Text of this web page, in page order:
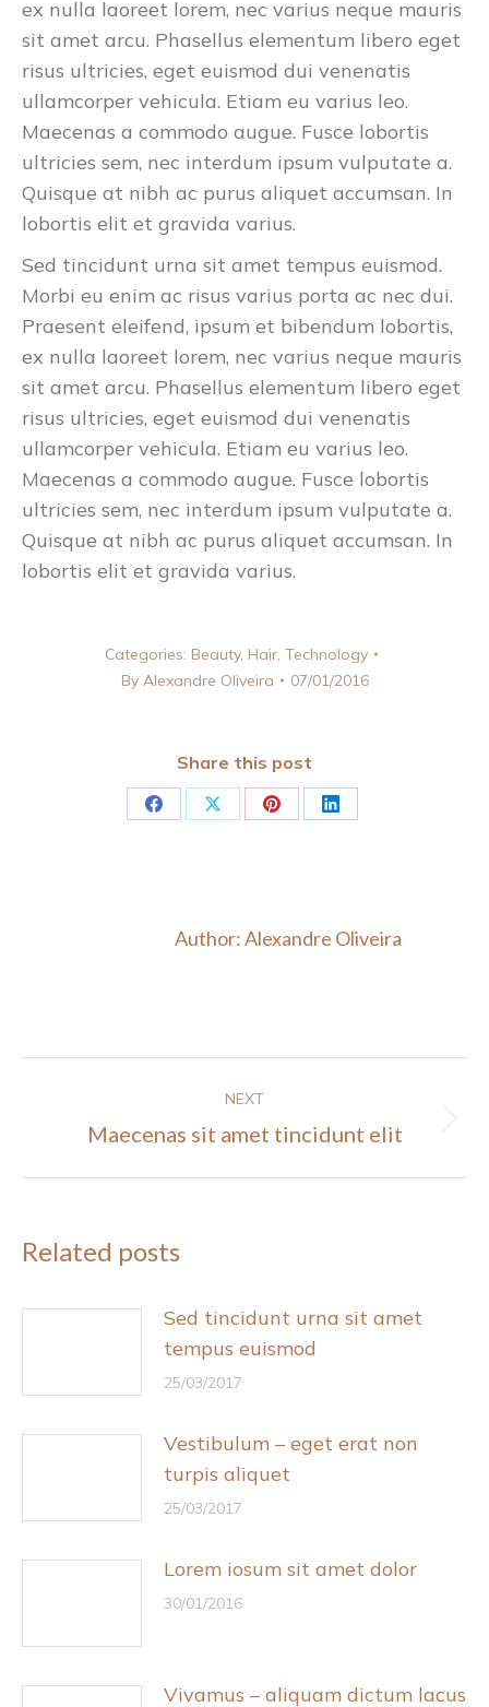
ex nulla laoreet lorem, nec varius neque mauris
sit amet arcu. Phasellus elementum libero eget
risus ultricies, eget euismod dui venenatis
ullamcorper vehicula. Etiam eu varius leo.
Maecenas a commodo augue. Fusce lobortis
ultricies sem, nec interdum ipsum vulputate a.
Quisque at nibh ac purus aliquet accumsan. In
lobortis elit et gravida varius.
Sed tincidunt urna sit amet tempus euismod.
Morbi eu enim ac risus varius porta ac nec dui.
Praesent eleifend, ipsum et bibendum lobortis,
ex nulla laoreet lorem, nec varius neque mauris
sit amet arcu. Phasellus elementum libero eget
risus ultricies, eget euismod dui venenatis
ullamcorper vehicula. Etiam eu varius leo.
Maecenas a commodo augue. Fusce lobortis
ultricies sem, nec interdum ipsum vulputate a.
Quisque at nibh ac purus aliquet accumsan. In
lobortis elit et gravida varius.
Categories: Beauty, Hair, Technology
By Alexandre Oliveira 07/01/2016
Share this post
Share Share Share Share
Author:Alexandre Oliveira
navigation
NEXT
Next
Maecenas sit amet tincidunt elit
Related posts
Sed tincidunt urna sit amet
tempus euismod
25/03/2017
Vestibulum – eget erat non
turpis aliquet
25/03/2017
Lorem iosum sit amet dolor
30/01/2016
Vivamus – aliquam dictum lacus